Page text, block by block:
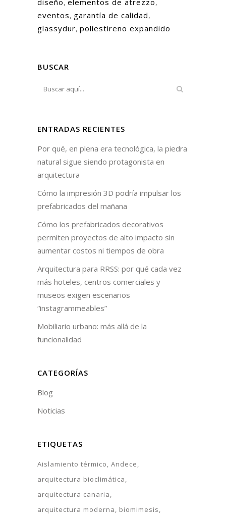
eventos, garantía de calidad,
glassydur, poliestireno expandido
BUSCAR
ENTRADAS RECIENTES
Por qué, en plena era tecnológica, la piedra
natural sigue siendo protagonista en
arquitectura
Cómo la impresión 3D podría impulsar los
prefabricados del mañana
Cómo los prefabricados decorativos
permiten proyectos de alto impacto sin
aumentar costos ni tiempos de obra
Arquitectura para RRSS: por qué cada vez
más hoteles, centros comerciales y
museos exigen escenarios
“instagrammeables”
Mobiliario urbano: más allá de la
funcionalidad
CATEGORÍAS
Blog
Noticias
ETIQUETAS
Aislamiento térmico Andece
arquitectura bioclimática
arquitectura canaria
arquitectura moderna
biomimesis